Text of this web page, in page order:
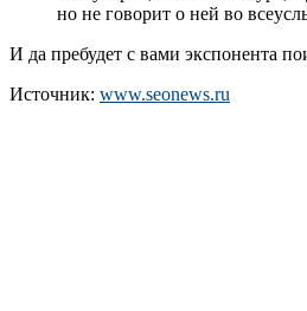
но не говорит о ней во
И да пребудет с вами экспонента
Источник: www.seonews.ru